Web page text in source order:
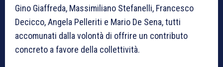
Gino Giaffreda, Massimiliano Stefanelli, Francesco
Decicco, Angela Pelleriti e Mario De Sena, tutti
accomunati dalla volontà di offrire un contributo
concreto a favore della collettività.